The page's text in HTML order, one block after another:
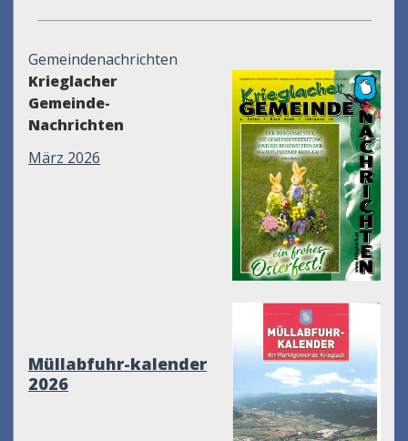
Gemeindenachrichten
Krieglacher
Gemeinde-
Nachrichten
März 2026
Müllabfuhr-kalender
2026